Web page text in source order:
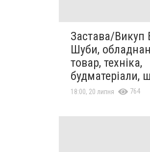
Застава/Викуп
Шуби,
товар, техніка,
будматеріали,
18:00, 20 липня 764